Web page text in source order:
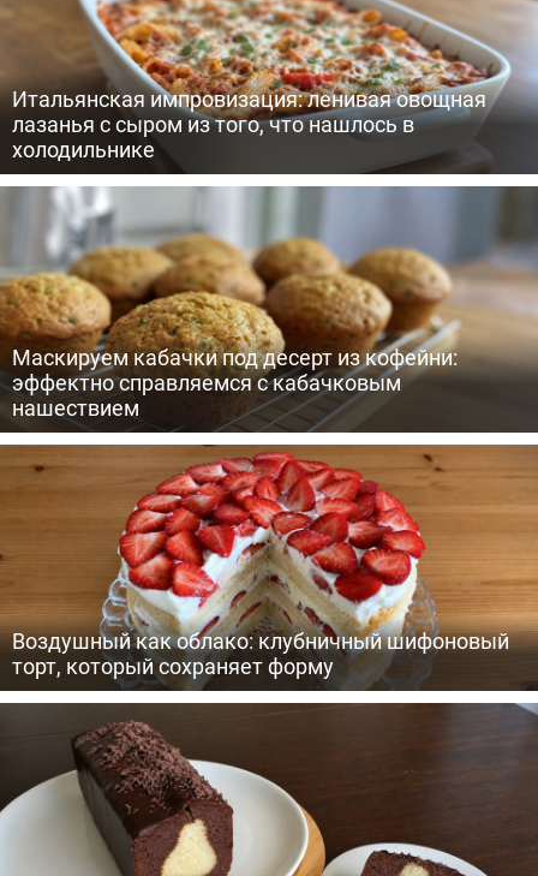
Итальянская импровизация: ленивая овощная
лазанья с сыром из того, что нашлось в
холодильнике
Маскируем кабачки под десерт из кофейни:
эффектно справляемся с кабачковым
нашествием
Воздушный как облако: клубничный шифоновый
торт, который сохраняет форму